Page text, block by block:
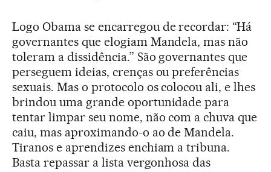
Logo Obama se encarregou de recordar: “Há
governantes que elogiam Mandela, mas não
toleram a dissidência.” São governantes que
perseguem ideias, crenças ou preferências
sexuais. Mas o protocolo os colocou ali, e lhes
brindou uma grande oportunidade para
tentar limpar seu nome, não com a chuva que
caiu, mas aproximando-o ao de Mandela.
Tiranos e aprendizes enchiam a tribuna.
Basta repassar a lista vergonhosa das